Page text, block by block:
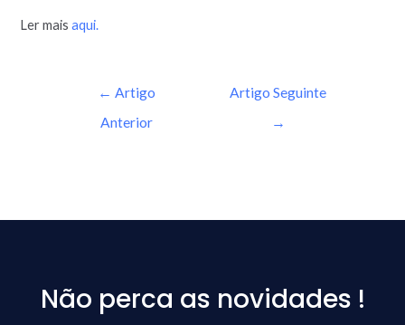
Ler maisaqui.
← Artigo
Anterior
Artigo Seguinte
→
Não perca as novidades !